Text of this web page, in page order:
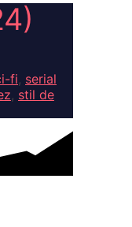
fi, serial
, stil de